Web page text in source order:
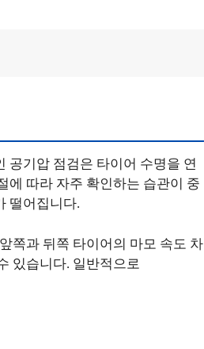
공기압 점검은 타이어 수명을 연
에 따라 자주 확인하는 습관이 중
떨어집니다.
쪽과 뒤쪽 타이어의 마모 속도 차
있습니다. 일반적으로